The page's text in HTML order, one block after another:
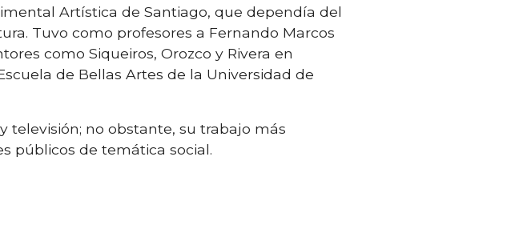
Artística de Santiago, que dependía del
Tuvo como profesores a Fernando Marcos
como Siqueiros, Orozco y Rivera en
de Bellas Artes de la Universidad de
televisión; no obstante, su trabajo más
públicos de temática social.